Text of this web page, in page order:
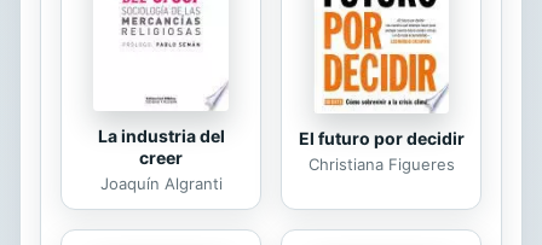
juntos. ENGLISH DESCRIPTION The
best way to spend time together is
La industria del
creer
Joaquín Algranti
El futuro por decidir
Christiana Figueres